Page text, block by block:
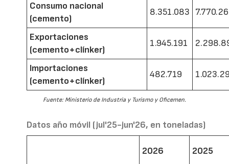
Consumo nacional
(cemento)
8.351.083
Exportaciones
(cemento+clínker)
1.945.191
Importaciones
(cemento+clínker)
482.719
Fuente: Ministerio de Industria y Turismo y Oficemen.
Datos año móvil (jul'25-jun'26, en toneladas)
2026 2025